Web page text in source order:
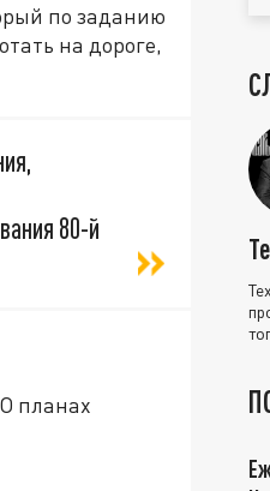
по заданию
на дороге,
80-й
планах